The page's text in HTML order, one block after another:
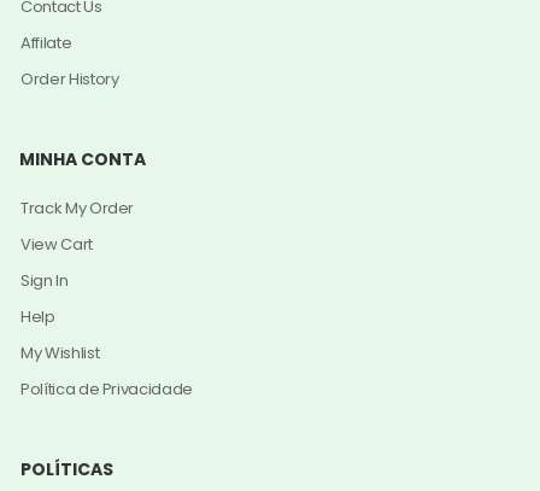
Contact Us
Affilate
Order History
MINHA CONTA
Track My Order
View Cart
Sign In
Help
My Wishlist
Política de Privacidade
POLÍTICAS